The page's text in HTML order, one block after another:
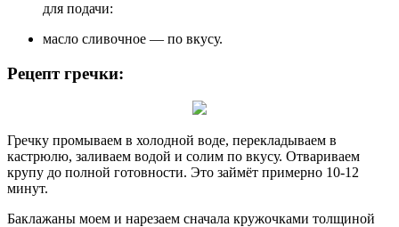
для подачи:
масло сливочное — по вкусу.
Рецепт гречки:
Гречку промываем в холодной воде, перекладываем в
кастрюлю, заливаем водой и солим по вкусу. Отвариваем
крупу до полной готовности. Это займёт примерно 10-12
минут.
Баклажаны моем и нарезаем сначала кружочками толщиной